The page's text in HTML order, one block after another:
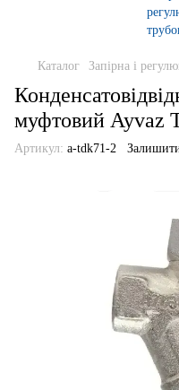
Каталог Запірна і
муфтовий Ayvaz
Артикул: a-tdk71-2